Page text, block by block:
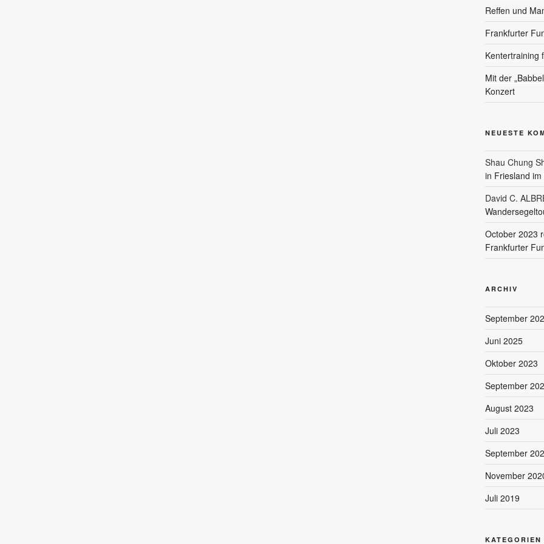
Reffen und
Frankfurter
Kentertraining
Mit der
Konzert
NEUESTE
Shau Chung
in Friesland
David C.
October 2023
Frankfurter
ARCHIV
September
Juni 2025
Oktober 2023
September
August 2023
Juli 2023
September
November
Juli 2019
KATEGORIEN